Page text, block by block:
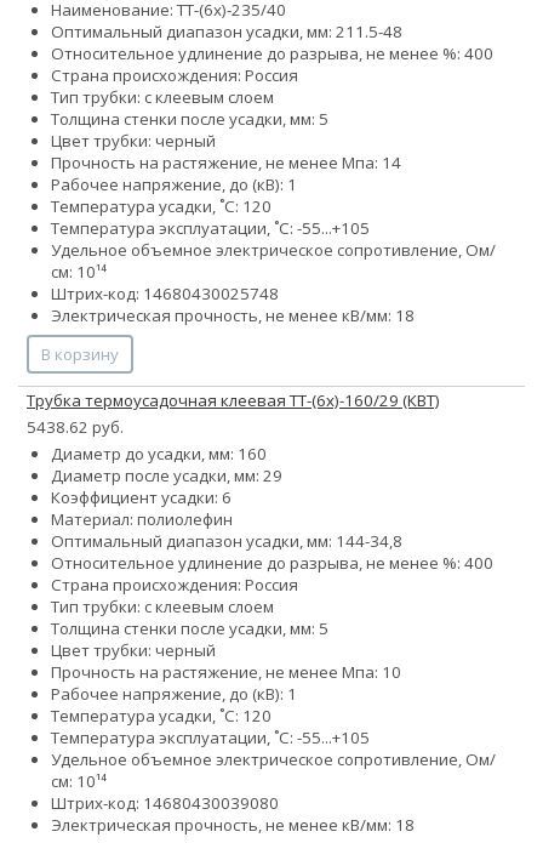
Наименование: ТТ-(6х)-235/40
Оптимальный диапазон усадки, мм: 211.5-48
Относительное удлинение до разрыва, не менее %: 400
Страна происхождения: Россия
Тип трубки: с клеевым слоем
Толщина стенки после усадки, мм: 5
Цвет трубки: черный
Прочность на растяжение, не менее Мпа: 14
Рабочее напряжение, до (кВ): 1
Температура усадки, ˚С: 120
Температура эксплуатации, ˚С: -55...+105
Удельное объемное электрическое сопротивление, Ом/
см: 10¹⁴
Штрих-код: 14680430025748
Электрическая прочность, не менее кВ/мм: 18
В корзину
Трубка термоусадочная клеевая ТТ-(6х)-160/29 (КВТ)
5438.62 руб.
Диаметр до усадки, мм: 160
Диаметр после усадки, мм: 29
Коэффициент усадки: 6
Материал: полиолефин
Оптимальный диапазон усадки, мм: 144-34,8
Относительное удлинение до разрыва, не менее %: 400
Страна происхождения: Россия
Тип трубки: с клеевым слоем
Толщина стенки после усадки, мм: 5
Цвет трубки: черный
Прочность на растяжение, не менее Мпа: 10
Рабочее напряжение, до (кВ): 1
Температура усадки, ˚С: 120
Температура эксплуатации, ˚С: -55...+105
Удельное объемное электрическое сопротивление, Ом/
см: 10¹⁴
Штрих-код: 14680430039080
Электрическая прочность, не менее кВ/мм: 18